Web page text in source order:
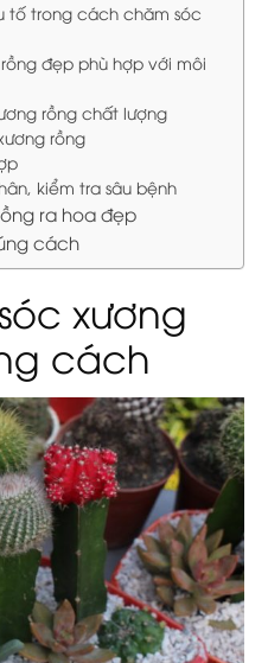
tố trong cách chăm sóc
đẹp phù hợp với môi
rồng chất lượng
rồng
kiểm tra sâu bệnh
ra hoa đẹp
cách
xương
cách